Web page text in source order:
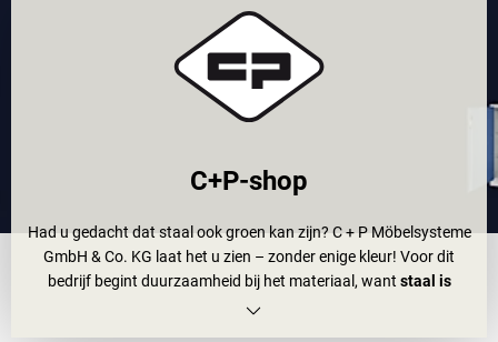
C+P-shop
Had u gedacht dat staal ook groen kan zijn? C + P Möbelsysteme
GmbH & Co. KG laat het u zien – zonder enige kleur! Voor dit
bedrijf begint duurzaamheid bij het materiaal, want staal is
. Het kan steeds weer worden omgesmolten en